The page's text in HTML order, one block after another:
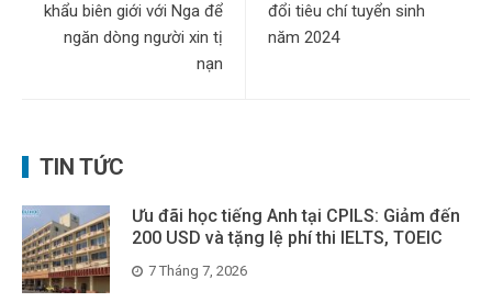
khẩu biên giới với Nga để
ngăn dòng người xin tị
nạn
đổi tiêu chí tuyển sinh
năm 2024
TIN TỨC
Ưu đãi học tiếng Anh tại CPILS: Giảm đến
200 USD và tặng lệ phí thi IELTS, TOEIC
7 Tháng 7, 2026